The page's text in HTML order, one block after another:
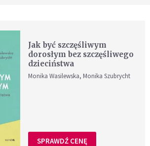
Jak być szczęśliwym
dorosłym bez szczęśliwego
dzieciństwa
Monika Wasilewska, Monika Szubrycht
SPRAWDŹ CENĘ